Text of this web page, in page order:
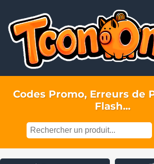
Codes Promo, Erreurs de
Flash...